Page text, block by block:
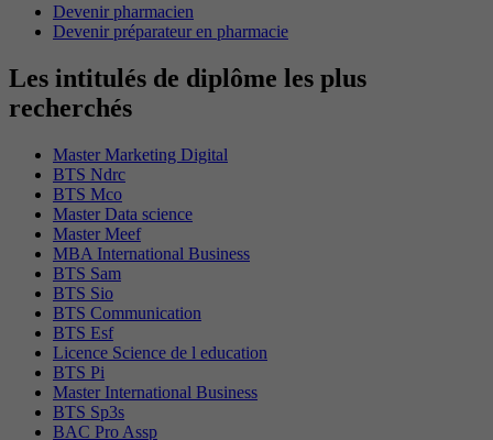
Devenir pharmacien
Devenir préparateur en pharmacie
Les intitulés de diplôme les plus
recherchés
Master Marketing Digital
BTS Ndrc
BTS Mco
Master Data science
Master Meef
MBA International Business
BTS Sam
BTS Sio
BTS Communication
BTS Esf
Licence Science de l education
BTS Pi
Master International Business
BTS Sp3s
BAC Pro Assp